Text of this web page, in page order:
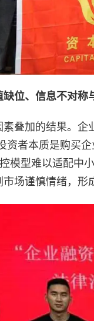
位、信息不对称
叠加的结果。
资者本质是购买
模型难以适配中
场谨慎情绪，形